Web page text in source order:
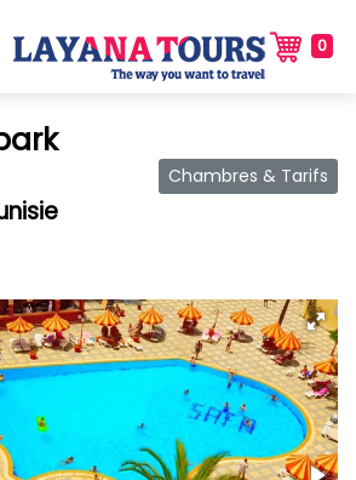
0
Chambres & Tarifs